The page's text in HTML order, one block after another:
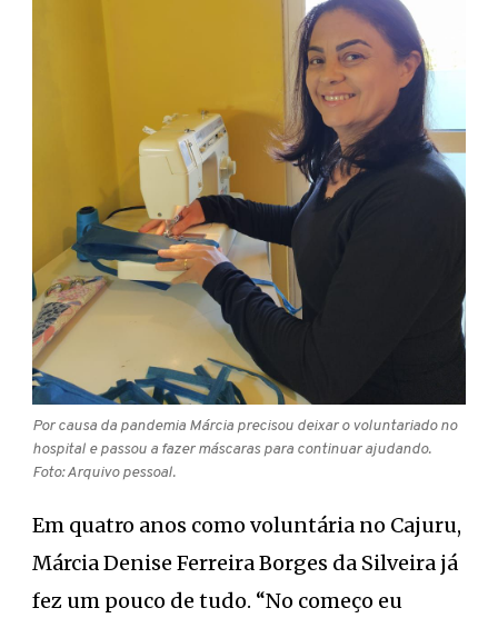
Por causa da pandemia Márcia precisou deixar o voluntariado no
hospital e passou a fazer máscaras para continuar ajudando.
Foto: Arquivo pessoal.
Em quatro anos como voluntária no Cajuru,
Márcia Denise Ferreira Borges da Silveira já
fez um pouco de tudo. “No começo eu